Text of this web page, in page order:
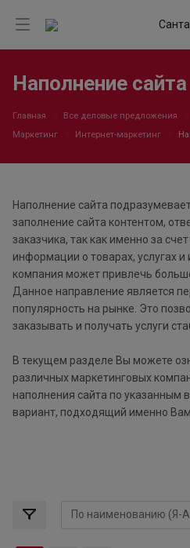
Наполнение сайта
Главная Все деловые предложения
Маркетинг
Интернет-маркетинг
Наполнение сайта
заполнение сайта контентом,
заказчика, так как именно за
информации о товарах, услугах
компания может привлечь
Данное направление является
популярность на рынке. Это
заказывать и получать услуги
В текущем разделе Вы можете
различных маркетинговых
наполнения сайта по указанным
вариант, подходящий именно Вам.